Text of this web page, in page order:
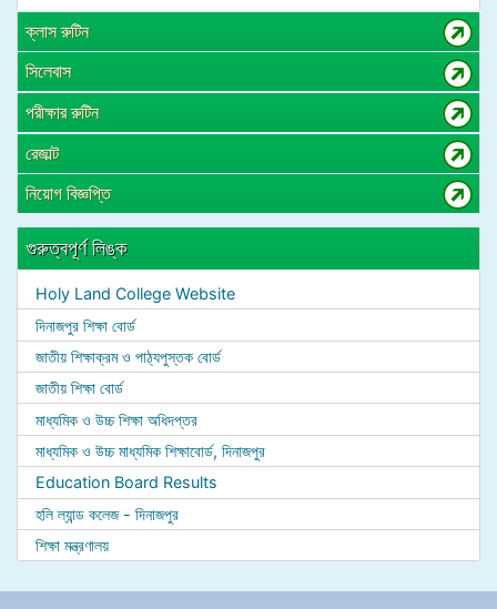
ক্লাস রুটিন
সিলেবাস
পরীক্ষার রুটিন
রেজাল্ট
নিয়োগ বিজ্ঞপ্তি
গুরুত্বপূর্ণ লিঙ্ক
Holy Land College Website
দিনাজপুর শিক্ষা বোর্ড
জাতীয় শিক্ষাক্রম ও পাঠ্যপুস্তক বোর্ড
জাতীয় শিক্ষা বোর্ড
মাধ্যমিক ও উচ্চ শিক্ষা অধিদপ্তর
মাধ্যমিক ও উচ্চ মাধ্যমিক শিক্ষাবোর্ড, দিনাজপুর
Education Board Results
হলি ল্যান্ড কলেজ - দিনাজপুর
শিক্ষা মন্ত্রণালয়